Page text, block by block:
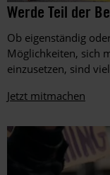
Amnesty-
Mitglieder
setzen
beim
EM-
Spiel
Ungarn
im
©
Amnesty
Foto:
Matthias
Balk
Werde Teil der
Ob eigenständig
Möglichkeiten, sich
einzusetzen, sind
Jetzt mitmachen